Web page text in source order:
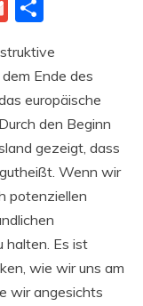
Gmail
Ende des
europäische
den Beginn
gezeigt, dass
Wenn wir
potenziellen
halten. Es ist
wie wir uns am
wir angesichts